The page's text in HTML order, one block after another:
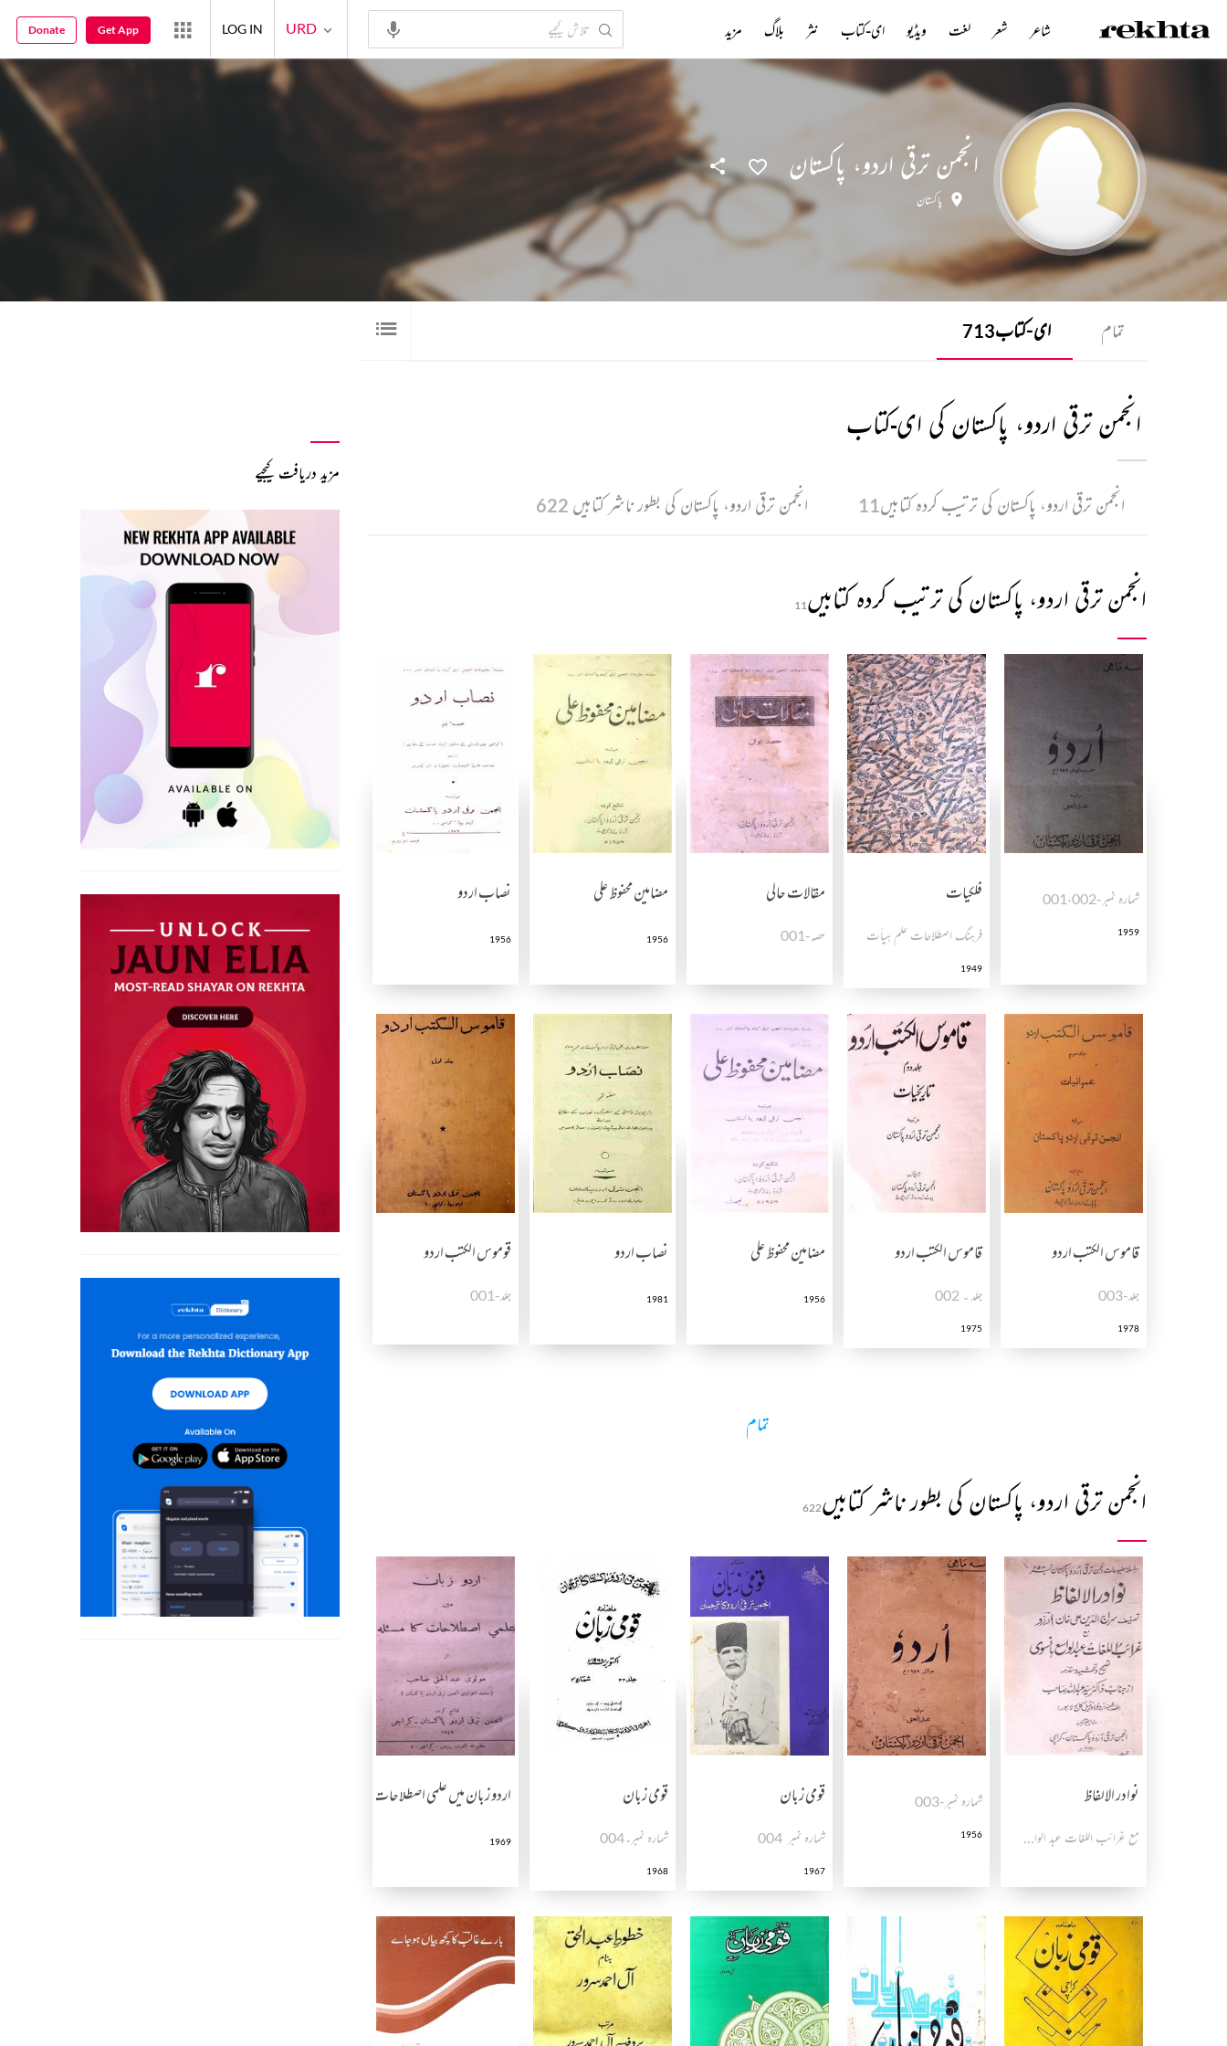
انجمن ترقی اردو، پاکستان
پاکستان
تمام ای-کتاب713
انجمن ترقی اردو، پاکستان کی ای-کتاب
انجمن ترقی اردو، پاکستان کی ترتیب کردہ کتابیں11 انجمن ترقی اردو، پاکستان کی بطور ناشر کتابیں 622
انجمن ترقی اردو، پاکستان کی ترتیب کردہ کتابیں11
شمارہ نمبر-001،002
1959
فلکیات
فرہنگ اصطلاحات علم ہیأت
1949
مقالات حالی
حصہ-001
مضامین محفوظ علی
1956
نصاب اردو
1956
قاموس الکتب اردو
جلد-003
1978
قاموس الکتب اردو
جلد ۔ 002
1975
مضامین محفوظ علی
1956
نصاب اردو
1981
قوموس الکتب اردو
جلد-001
تمام
انجمن ترقی اردو، پاکستان کی بطور ناشر کتابیں622
نوادر الالفاظ
مع غرائب اللغات عبد الواسع ہانسوی
شمارہ نمبر-003
1956
قومی زبان
شمارہ نمبر ـ 004
1967
قومی زبان
شمارہ نمبر۔004
1968
اردو زبان میں علمی اصطلاحات کا مسئلہ
1969
مزید دریافت کیجیے
شاعر شعر لغت ویڈیو ای-کتاب نثر بلاگ مزید URD
LOG IN
Get App
Donate